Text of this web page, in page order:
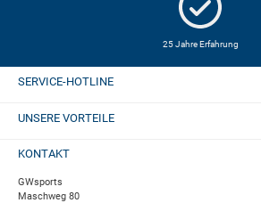
25 Jahre Erfahrung
SERVICE-HOTLINE
UNSERE VORTEILE
KONTAKT
GWsports
Maschweg 80